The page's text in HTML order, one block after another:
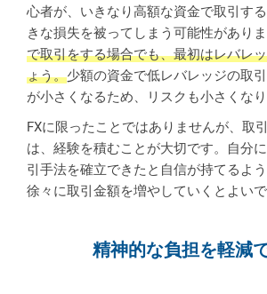
心者が、いきなり高額な資金で取引す
きな損失を被ってしまう可能性がありま
で取引をする場合でも、最初はレバレ
ょう。少額の資金で低レバレッジの取
が小さくなるため、リスクも小さくなり
FXに限ったことではありませんが、取
は、経験を積むことが大切です。自分
引手法を確立できたと自信が持てるよう
徐々に取引金額を増やしていくとよいで
精神的な負担を軽減